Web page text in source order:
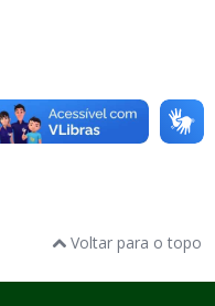
Voltar para o topo